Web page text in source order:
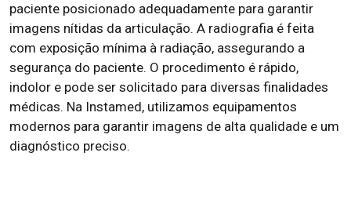
paciente posicionado adequadamente para garantir
imagens nítidas da articulação. A radiografia é feita
com exposição mínima à radiação, assegurando a
segurança do paciente. O procedimento é rápido,
indolor e pode ser solicitado para diversas finalidades
médicas. Na Instamed, utilizamos equipamentos
modernos para garantir imagens de alta qualidade e um
diagnóstico preciso.